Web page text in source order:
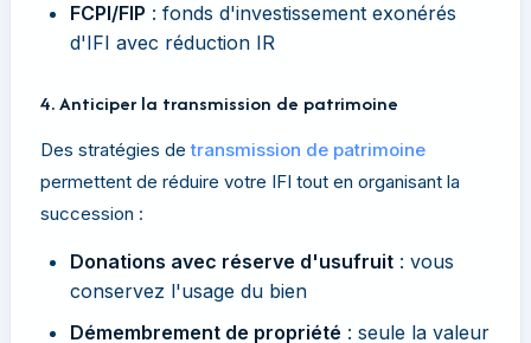
FCPI/FIP : fonds d'investissement exonérés
d'IFI avec réduction IR
4. Anticiper la transmission de patrimoine
Des stratégies detransmission de patrimoine
permettent de réduire votre IFI tout en organisant la
succession :
Donations avec réserve d'usufruit : vous
conservez l'usage du bien
Démembrement de propriété : seule la valeur